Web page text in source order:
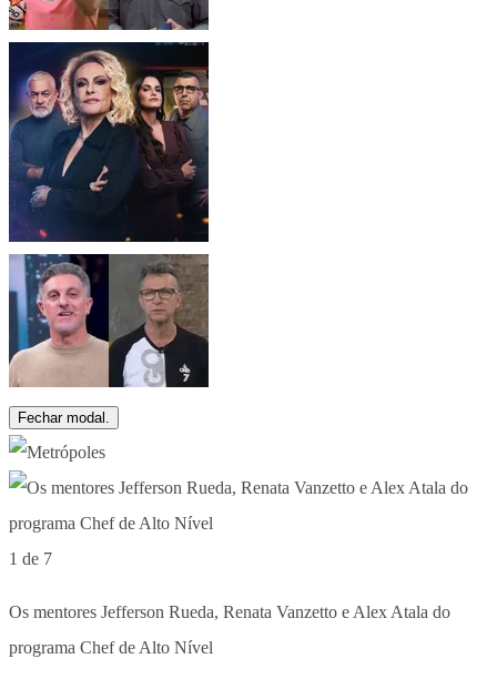
Fechar modal.
1 de 7
Os mentores Jefferson Rueda, Renata Vanzetto e Alex Atala do
programa Chef de Alto Nível